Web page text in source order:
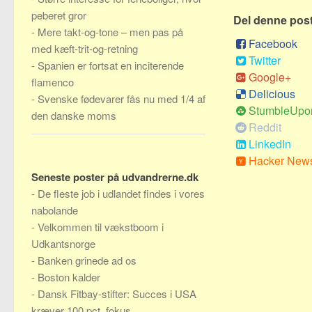
Del denne
Facebook
Twitter
Google+
Delicious
Reddit
LinkedIn
Hacker
peberet gror
- Mere takt-og-tone – men pas på
med kæft-trit-og-retning
- Spanien er fortsat en inciterende
flamenco
- Svenske fødevarer fås nu med 1/4 af
den danske moms
Seneste poster på udvandrerne.dk
- De fleste job i udlandet findes i vores
nabolande
-Velkommen til vækstboom i
Udkantsnorge
- Banken grinede ad os
- Boston kalder
- Dansk Fitbay-stifter: Succes i USA